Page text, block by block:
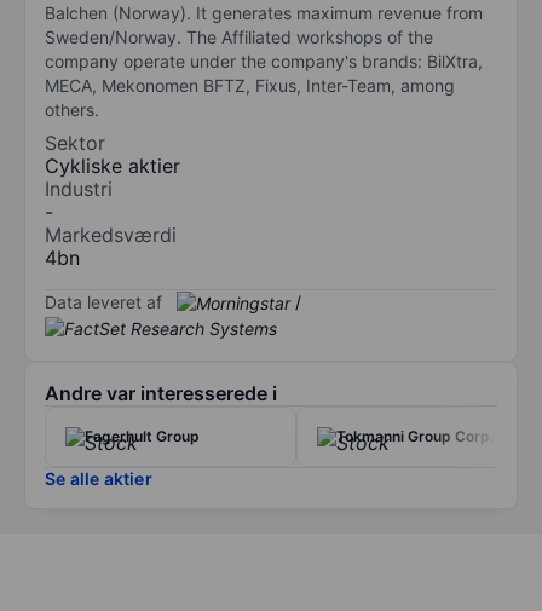
Balchen (Norway). It generates maximum revenue from
Sweden/Norway. The Affiliated workshops of the
company operate under the company's brands: BilXtra,
MECA, Mekonomen BFTZ, Fixus, Inter-Team, among
others.
Sektor
Cykliske aktier
Industri
-
Markedsværdi
4bn
Data leveret af /
Andre var interesserede i
Fagerhult Group Tokmanni Group Corp.
Se alle aktier